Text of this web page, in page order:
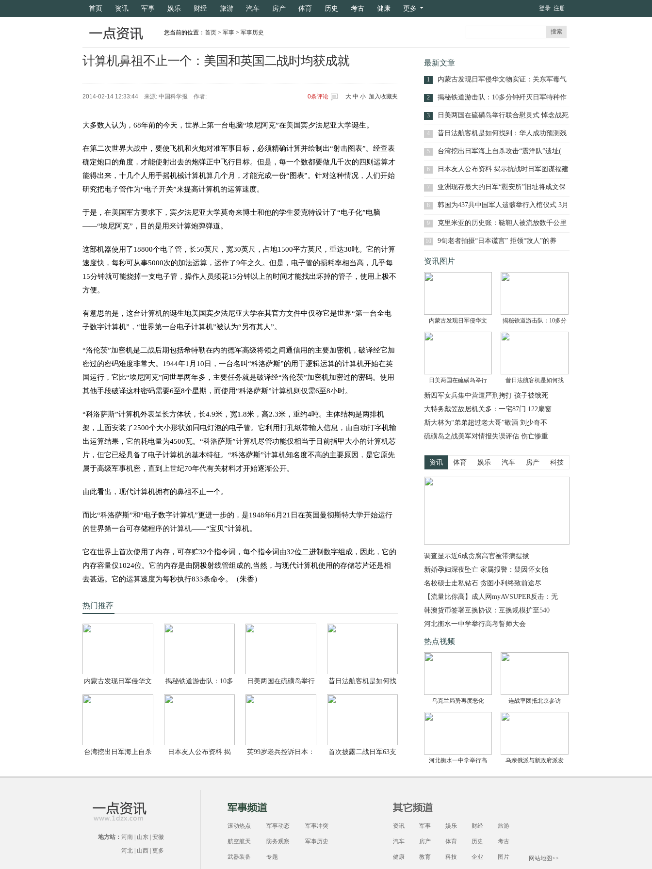
首页 资讯 军事 娱乐 财经 旅游 汽车 房产 体育 历史 考古 健康 更多 登录 注册
您当前的位置： 首页 > 军事 > 军事历史 搜索
计算机鼻祖不止一个：美国和英国二战时均获成就
2014-02-14 12:33:44 来源: 中国科学报 作者: 大 中 小 加入收藏夹
0条评论
大多数人认为，68年前的今天，世界上第一台电脑“埃尼阿克”在美国宾夕法尼亚大学诞生。
在第二次世界大战中，要使飞机和火炮对准军事目标，必须精确计算并绘制出“射击图表”。经查表
确定炮口的角度，才能使射出去的炮弹正中飞行目标。但是，每一个数都要做几千次的四则运算才
能得出来，十几个人用手摇机械计算机算几个月，才能完成一份“图表”。针对这种情况，人们开始
研究把电子管作为“电子开关”来提高计算机的运算速度。
于是，在美国军方要求下，宾夕法尼亚大学莫奇来博士和他的学生爱克特设计了“电子化”电脑
——“埃尼阿克”，目的是用来计算炮弹弹道。
这部机器使用了18800个电子管，长50英尺，宽30英尺，占地1500平方英尺，重达30吨。它的计算
速度快，每秒可从事5000次的加法运算，运作了9年之久。但是，电子管的损耗率相当高，几乎每
15分钟就可能烧掉一支电子管，操作人员须花15分钟以上的时间才能找出坏掉的管子，使用上极不
方便。
有意思的是，这台计算机的诞生地美国宾夕法尼亚大学在其官方文件中仅称它是世界“第一台全电
子数字计算机”，“世界第一台电子计算机”被认为“另有其人”。
“洛伦茨”加密机是二战后期包括希特勒在内的德军高级将领之间通信用的主要加密机，破译经它加
密过的密码难度非常大。1944年1月10日，一台名叫“科洛萨斯”的用于逻辑运算的计算机开始在英
国运行，它比“埃尼阿克”问世早两年多，主要任务就是破译经“洛伦茨”加密机加密过的密码。使用
其他手段破译这种密码需要6至8个星期，而使用“科洛萨斯”计算机则仅需6至8小时。
“科洛萨斯”计算机外表呈长方体状，长4.9米，宽1.8米，高2.3米，重约4吨。主体结构是两排机
架，上面安装了2500个大小形状如同电灯泡的电子管。它利用打孔纸带输人信息，由自动打字机输
出运算结果，它的耗电量为4500瓦。“科洛萨斯”计算机尽管功能仅相当于目前指甲大小的计算机芯
片，但它已经具备了电子计算机的基本特征。“科洛萨斯”计算机知名度不高的主要原因，是它原先
属于高级军事机密，直到上世纪70年代有关材料才开始逐渐公开。
由此看出，现代计算机拥有的鼻祖不止一个。
而比“科洛萨斯”和“电子数字计算机”更进一步的，是1948年6月21日在英国曼彻斯特大学开始运行
的世界第一台可存储程序的计算机——“宝贝”计算机。
它在世界上首次使用了内存，可存贮32个指令词，每个指令词由32位二进制数字组成，因此，它的
内存容量仅1024位。它的内存是由阴极射线管组成的,当然，与现代计算机使用的存储芯片还是相
去甚远。它的运算速度为每秒执行833条命令。（朱香）
热门推荐
内蒙古发现日军侵华文
物
揭秘铁道游击队：10多
分钟
日美两国在硫磺岛举行
联
昔日法航客机是如何找
到
台湾挖出日军海上自杀
日本友人公布资料 揭
英99岁老兵控诉日本：
首次披露二战日军63支
最新文章
1
内蒙古发现日军侵华文物实证：关东军毒气
实验
2
揭秘铁道游击队：10多分钟歼灭日军特种作
战小
3 日美两国在硫磺岛举行联合慰灵式 悼念战死
4
昔日法航客机是如何找到：华人成功预测残
骸位
5 台湾挖出日军海上自杀攻击“震洋队”遗址(
6 日本友人公布资料 揭示抗战时日军图谋福建
7 亚洲现存最大的日军“慰安所”旧址将成文保
8 韩国为437具中国军人遗骸举行入棺仪式 3月
9
克里米亚的历史账：鞑靼人被流放数千公里
的始
10 9旬老者拍摄“日本谎言” 拒领“敌人”的养
资讯图片
内蒙古发现日军侵华文 揭秘铁道游击队：10多分
日美两国在硫磺岛举行 昔日法航客机是如何找
新四军女兵集中营遭严刑拷打 孩子被饿死
大特务戴笠故居机关多：一宅87门 122扇窗
斯大林为“弟弟超过老大哥”敬酒 刘少奇不
硫磺岛之战美军对情报失误评估 伤亡惨重
资讯 体育 娱乐 汽车 房产 科技
调查显示近6成贪腐高官被带病提拔
新婚孕妇深夜坠亡 家属报警：疑因怀女胎
名校硕士走私钻石 贪图小利终致前途尽
【流量比你高】成人网myAVSUPER反击：无
韩澳货币签署互换协议：互换规模扩至540
河北衡水一中学举行高考誓师大会
热点视频
乌克兰局势再度恶化 连战率团抵北京参访
河北衡水一中学举行高 乌亲俄派与新政府派发
地方站： 河南 山东 安徽
河北
山西 更多
滚动热点 军事动态 军事冲突
航空航天 防务观察 军事历史
武器装备 专题
资讯 军事 娱乐 财经 旅游
汽车 房产 体育 历史 考古
健康 教育 科技 企业 图片 网站地图>>